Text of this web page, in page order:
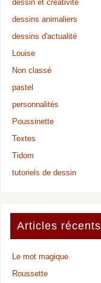
dessin et créativité
dessins animaliers
dessins d'actualité
Louise
Non classé
pastel
personnalités
Poussinette
Textes
Tidom
tutoriels de dessin
Articles récents
Le mot magique
Roussette